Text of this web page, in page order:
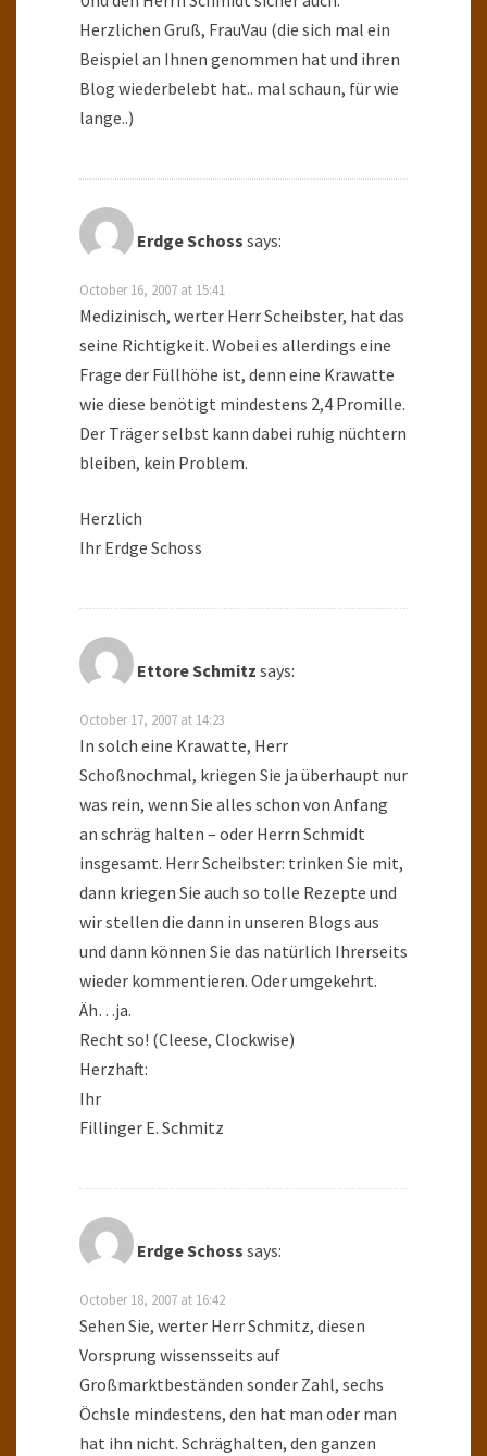
Herzlichen Gruß, FrauVau (die sich mal ein
Beispiel an Ihnen genommen hat und ihren
Blog wiederbelebt hat.. mal schaun, für wie
lange..)
Erdge Schoss says:
October 16, 2007 at 15:41
Medizinisch, werter Herr Scheibster, hat das
seine Richtigkeit. Wobei es allerdings eine
Frage der Füllhöhe ist, denn eine Krawatte
wie diese benötigt mindestens 2,4 Promille.
Der Träger selbst kann dabei ruhig nüchtern
bleiben, kein Problem.
Herzlich
Ihr Erdge Schoss
Ettore Schmitz says:
October 17, 2007 at 14:23
In solch eine Krawatte, Herr
Schoßnochmal, kriegen Sie ja überhaupt nur
was rein, wenn Sie alles schon von Anfang
an schräg halten – oder Herrn Schmidt
insgesamt. Herr Scheibster: trinken Sie mit,
dann kriegen Sie auch so tolle Rezepte und
wir stellen die dann in unseren Blogs aus
und dann können Sie das natürlich Ihrerseits
wieder kommentieren. Oder umgekehrt.
Äh…ja.
Recht so! (Cleese, Clockwise)
Herzhaft:
Ihr
Fillinger E. Schmitz
Erdge Schoss says:
October 18, 2007 at 16:42
Sehen Sie, werter Herr Schmitz, diesen
Vorsprung wissensseits auf
Großmarktbeständen sonder Zahl, sechs
Öchsle mindestens, den hat man oder man
hat ihn nicht. Schräghalten, den ganzen